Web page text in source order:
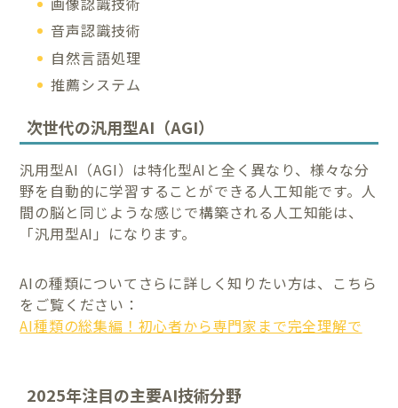
音声認識技術
自然言語処理
推薦システム
次世代の汎用型AI（AGI）
汎用型AI（AGI）は特化型AIと全く異なり、様々な分
野を自動的に学習することができる人工知能です。人
間の脳と同じような感じで構築される人工知能は、
「汎用型AI」になります。
AIの種類についてさらに詳しく知りたい方は、こちら
をご覧ください：
AI種類の総集編！初心者から専門家まで完全理解で
2025年注目の主要AI技術分野